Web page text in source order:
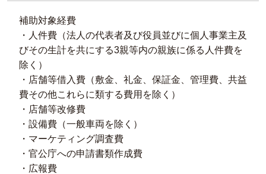
補助対象経費
・人件費（法人の代表者及び役員並びに個人事業主及
びその生計を共にする3親等内の親族に係る人件費を
除く）
・店舗等借入費（敷金、礼金、保証金、管理費、共益
費その他これらに類する費用を除く）
・店舗等改修費
・設備費（一般車両を除く）
・マーケティング調査費
・官公庁への申請書類作成費
・広報費